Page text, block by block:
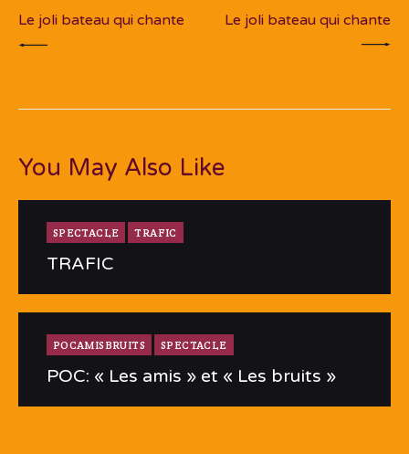
Le joli bateau qui chante Le joli bateau qui chante
You May Also Like
SPECTACLE TRAFIC
TRAFIC
POCAMISBRUITS SPECTACLE
POC: « Les amis » et « Les bruits »